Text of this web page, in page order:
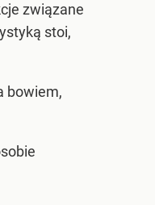
związane
stoi,
bowiem,